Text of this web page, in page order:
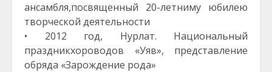
ансамбля,посвященный 20-летниму юбилею
творческой деятельности
• 2012 год, Нурлат. Национальный
праздникхороводов «Уяв», представление
обряда «Зарождение рода»